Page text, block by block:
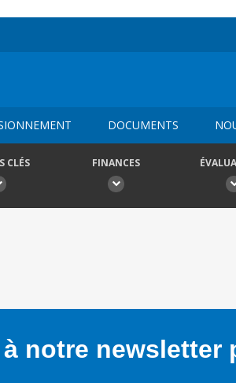
DOCUMENTS
CLÉS FINANCES
notre newsletter